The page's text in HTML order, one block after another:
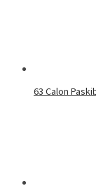
63 Calon